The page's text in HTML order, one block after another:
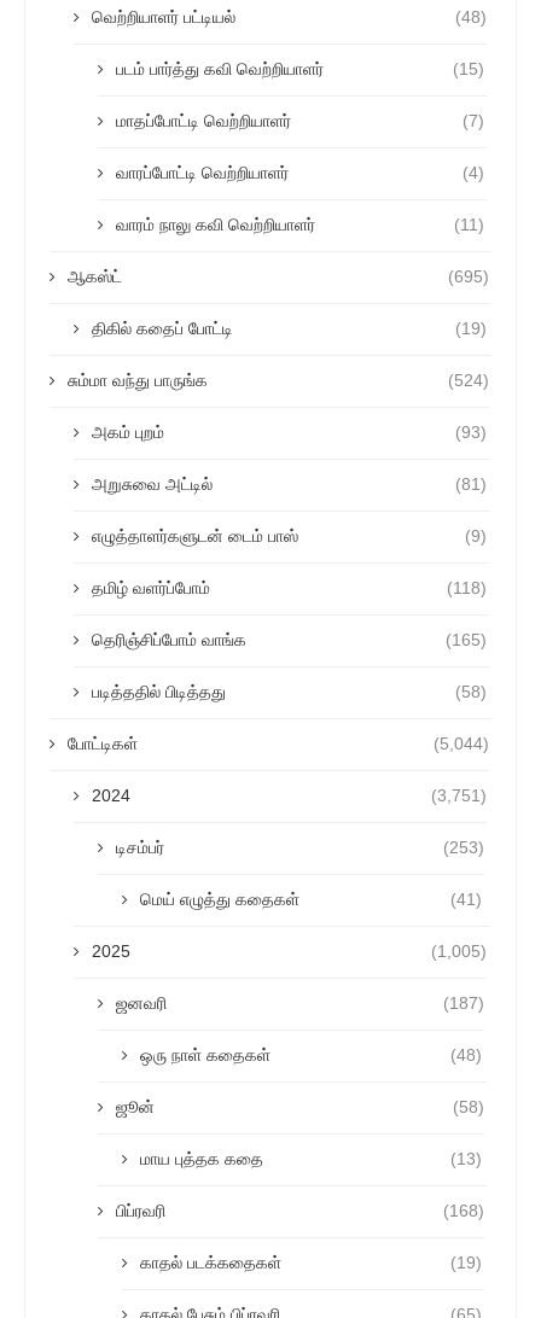
வெற்றியாளர் பட்டியல் (48)
படம் பார்த்து கவி வெற்றியாளர் (15)
மாதப்போட்டி வெற்றியாளர் (7)
வாரப்போட்டி வெற்றியாளர் (4)
வாரம் நாலு கவி வெற்றியாளர் (11)
ஆகஸ்ட் (695)
திகில் கதைப் போட்டி (19)
சும்மா வந்து பாருங்க (524)
அகம் புறம் (93)
அறுசுவை அட்டில் (81)
எழுத்தாளர்களுடன் டைம் பாஸ் (9)
தமிழ் வளர்ப்போம் (118)
தெரிஞ்சிப்போம் வாங்க (165)
படித்ததில் பிடித்தது (58)
போட்டிகள் (5,044)
2024 (3,751)
டிசம்பர் (253)
மெய் எழுத்து கதைகள் (41)
2025 (1,005)
ஜனவரி (187)
ஒரு நாள் கதைகள் (48)
ஜூன் (58)
மாய புத்தக கதை (13)
பிப்ரவரி (168)
காதல் படக்கதைகள் (19)